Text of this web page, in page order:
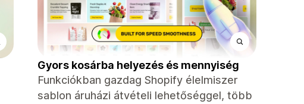
Gyors kosárba helyezés és mennyiség
Funkciókban gazdag Shopify élelmiszer
sablon áruházi átvételi lehetőséggel, több